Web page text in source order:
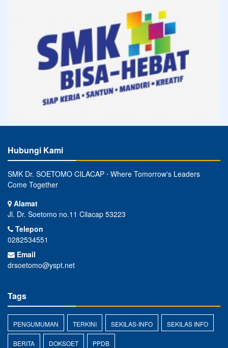
Hubungi Kami
SMK Dr. SOETOMO CILACAP ⋅ Where Tomorrow's Leaders
Come Together
Alamat
Jl. Dr. Soetomo no.11 Cilacap 53223
Telepon
0282534551
Email
drsoetomo@yspt.net
Tags
PENGUMUMAN TERKINI SEKILAS-INFO SEKILAS INFO
BERITA DOKSOET PPDB